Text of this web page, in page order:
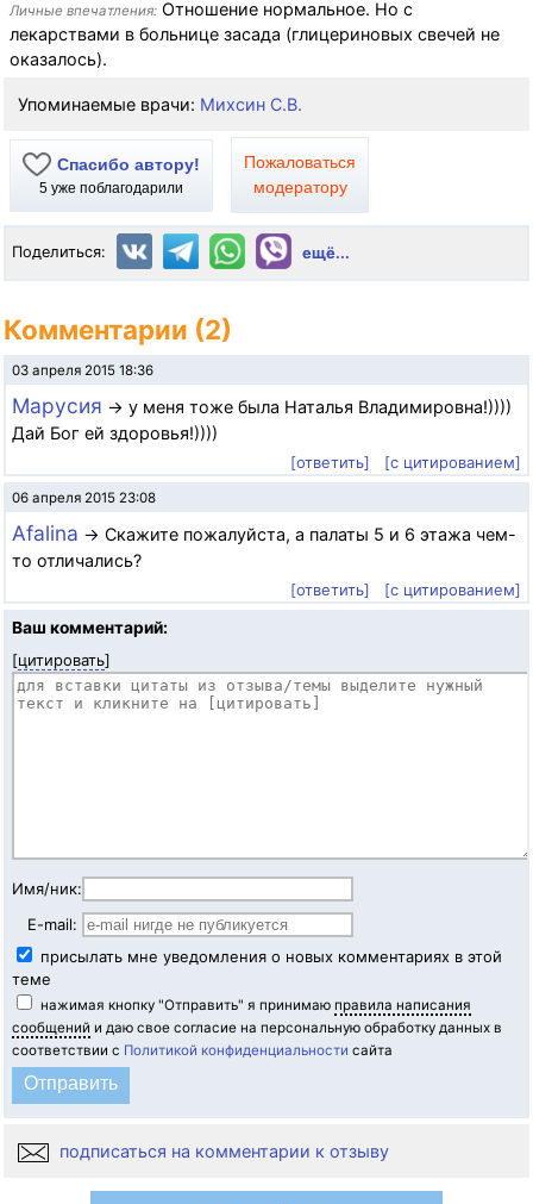
Личные впечатления: Отношение нормальное. Но с
лекарствами в больнице засада (глицериновых свечей не
оказалось).
Упоминаемые врачи: Михсин С.В.
Спасибо автору!
5 уже поблагодарили
Пожаловаться
модератору
Поделиться: ещё...
Комментарии (2)
03 апреля 2015 18:36
Марусия → у меня тоже была Наталья Владимировна!))))
Дай Бог ей здоровья!))))
[ответить] [с цитированием]
06 апреля 2015 23:08
Afalina → Скажите пожалуйста, а палаты 5 и 6 этажа чем-
то отличались?
[ответить]
[с цитированием]
Ваш комментарий:
[цитировать]
Имя/ник:
E-mail:
присылать мне уведомления о новых комментариях в этой
теме
нажимая кнопку "Отправить" я принимаю правила написания
сообщений и даю свое согласие на персональную обработку данных в
соответствии с Политикой конфиденциальности сайта
подписаться на комментарии к отзыву